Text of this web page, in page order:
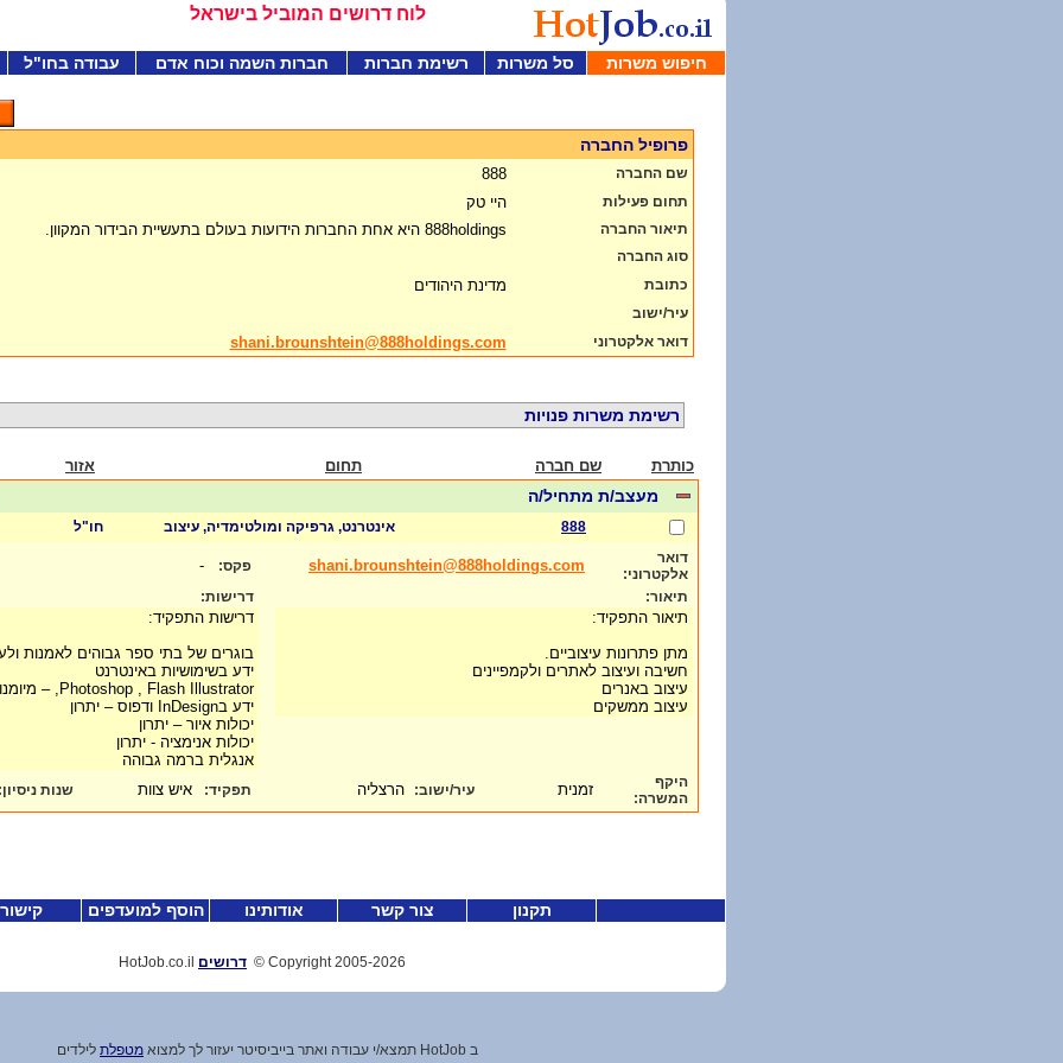
לוח דרושים המוביל בישראל
חיפוש משרות סל משרות רשימת חברות חברות השמה וכוח אדם עבודה בחו"ל
פרופיל החברה
שם החברה 888
תחום פעילות היי טק
תיאור החברה 888holdings היא אחת החברות הידועות בעולם בתעשיית הבידור המקוון.
סוג החברה
כתובת
מדינת היהודים
עיר/ישוב
דואר אלקטרוני
shani.brounshtein@888holdings.com
רשימת משרות פנויות
כותרת שם חברה תחום אזור
מעצב/ת מתחיל/ה
888 אינטרנט, גרפיקה ומולטימדיה, עיצוב חו"ל
דואר
אלקטרוני:
shani.brounshtein@888holdings.com פקס: -
תיאור:
תיאור התפקיד:
מתן פתרונות עיצוביים.
חשיבה ועיצוב לאתרים ולקמפיינים
עיצוב באנרים
עיצוב ממשקים
דרישות:
דרישות התפקיד:
בוגרים של בתי ספר גבוהים לאמנות
ידע בשימושיות באינטרנט
Photoshop , Flash Illustrator, – מיומנות גבוהה
ידע בInDesign ודפוס – יתרון
יכולות איור – יתרון
יכולות אנימציה - יתרון
אנגלית ברמה גבוהה
היקף
המשרה:
זמנית עיר/ישוב: הרצליה תפקיד: איש צוות שנות ניסיון:
תקנון צור קשר אודותינו הוסף למועדפים
Copyright 2005-2026
© דרושים
ב HotJob תמצא /י עבודה ואתר בייביסיטר יעזור לך למצוא מטפלת לילדים